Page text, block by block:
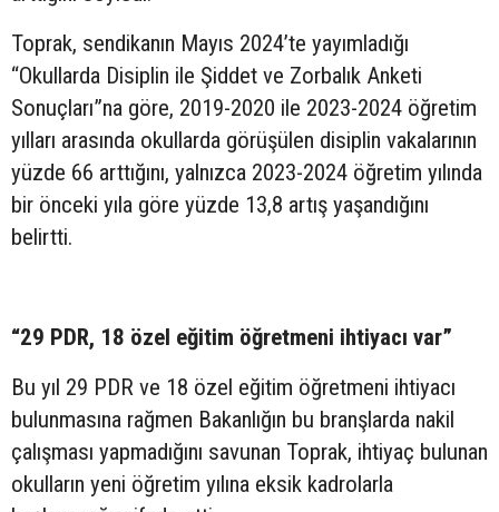
Toprak, sendikanın Mayıs 2024’te yayımladığı
“Okullarda Disiplin ile Şiddet ve Zorbalık Anketi
Sonuçları”na göre, 2019-2020 ile 2023-2024 öğretim
yılları arasında okullarda görüşülen disiplin vakalarının
yüzde 66 arttığını, yalnızca 2023-2024 öğretim yılında
bir önceki yıla göre yüzde 13,8 artış yaşandığını
belirtti.
“29 PDR, 18 özel eğitim öğretmeni ihtiyacı var”
Bu yıl 29 PDR ve 18 özel eğitim öğretmeni ihtiyacı
bulunmasına rağmen Bakanlığın bu branşlarda nakil
çalışması yapmadığını savunan Toprak, ihtiyaç bulunan
okulların yeni öğretim yılına eksik kadrolarla